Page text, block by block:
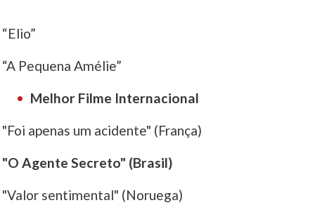
“Elio”
“A Pequena Amélie”
Melhor Filme Internacional
"Foi apenas um acidente" (França)
"O Agente Secreto" (Brasil)
"Valor sentimental" (Noruega)